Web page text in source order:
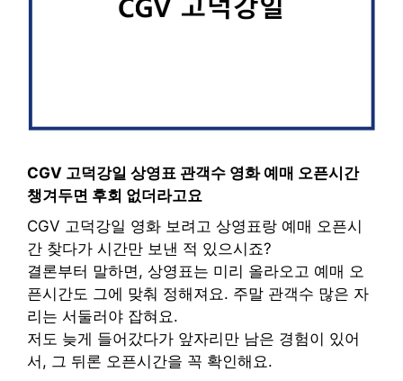
CGV 고덕강일 상영표 관객수 영화 예매 오픈시간
챙겨두면 후회 없더라고요
CGV 고덕강일 영화 보려고 상영표랑 예매 오픈시
간 찾다가 시간만 보낸 적 있으시죠?
결론부터 말하면, 상영표는 미리 올라오고 예매 오
픈시간도 그에 맞춰 정해져요. 주말 관객수 많은 자
리는 서둘러야 잡혀요.
저도 늦게 들어갔다가 앞자리만 남은 경험이 있어
서, 그 뒤론 오픈시간을 꼭 확인해요.